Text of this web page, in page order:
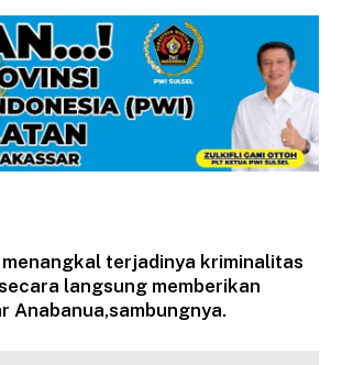
terjadinya kriminalitas
langsung memberikan
Anabanua,sambungnya.